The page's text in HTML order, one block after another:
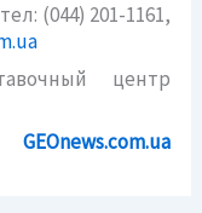
(044) 201-1161,
центр
GEOnews.com.ua